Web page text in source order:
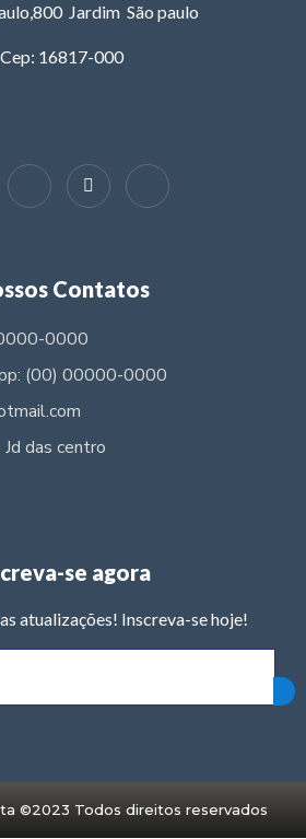
Jardim São paulo
Cep: 16817-000
Contatos
0000
(00) 00000-0000
das centro
se agora
atualizações! Inscreva-se hoje!
©2023 Todos direitos reservados